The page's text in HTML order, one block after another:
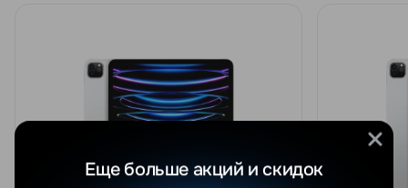
Еще больше акций и скидок